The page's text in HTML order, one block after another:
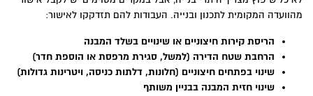
מהוועדה המקומית לתכנון ובנייה. העבודות להם תזדקקו לאישור:
הריסת קירות חיצוניים או שינויים בשלד המבנה
הרחבת שטח הדירה (למשל, סגירת מרפסת או הוספת חדר)
שינוי בפתחים חיצוניים (חלונות, דלתות כניסה, ויטרינות גדולות)
שינוי חזית המבנה בבניין משותף